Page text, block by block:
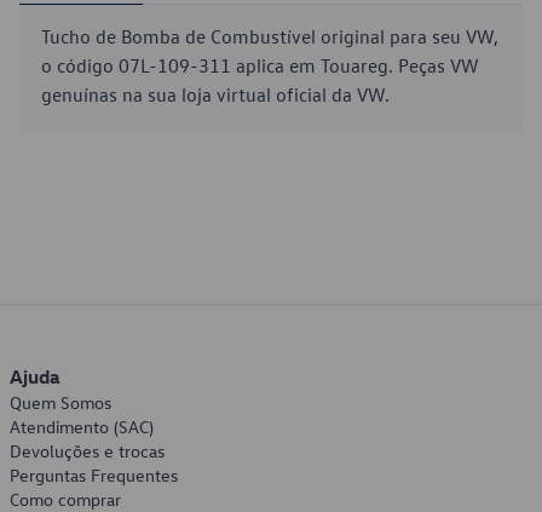
Tucho de Bomba de Combustível original para seu VW,
o código 07L-109-311 aplica em Touareg. Peças VW
genuínas na sua loja virtual oficial da VW.
Ajuda
Quem Somos
Atendimento (SAC)
Devoluções e trocas
Perguntas Frequentes
Como comprar